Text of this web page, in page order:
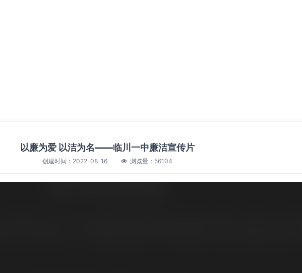
以廉为爱 以洁为名——临川一中廉洁宣传片
创建时间：2022-08-16 浏览量：56104